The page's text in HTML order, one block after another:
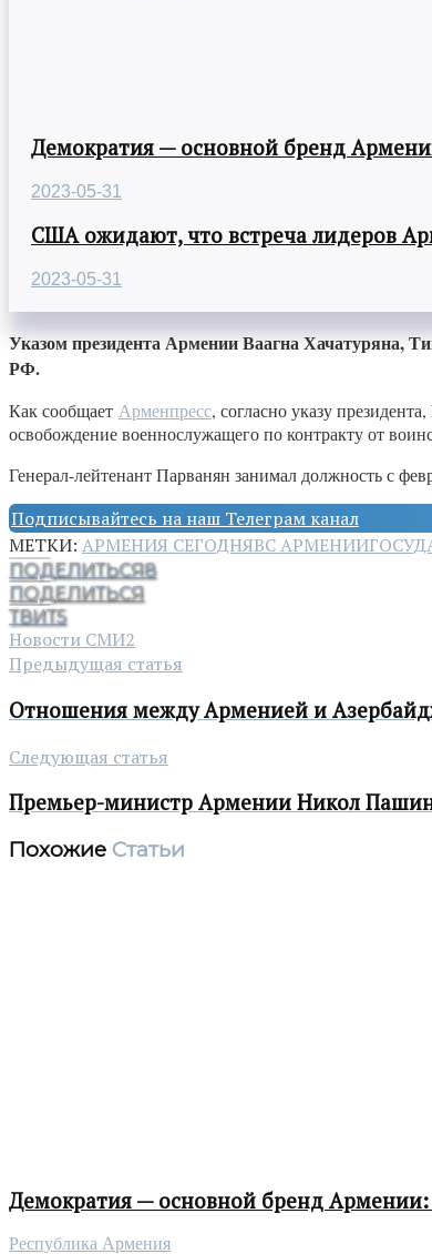
Демократия — основной бренд
2023-05-31
США ожидают, что встреча лидеров
2023-05-31
Указом президента Армении Ваагна Хачатуряна,
РФ.
Как сообщает Арменпресс, согласно указу
освобождение военнослужащего по контракту от
Генерал-лейтенант Парванян занимал должность с
Подписывайтесь на наш Телеграм канал
МЕТКИ: АРМЕНИЯ СЕГОДНЯВС АРМЕНИИ
ПОДЕЛИТЬСЯ8
ПОДЕЛИТЬСЯ
ТВИТ5
Новости СМИ2
Предыдущая статья
Отношения между Арменией и
Следующая статья
Премьер-министр Армении Никол
Похожие Статьи
Демократия — основной бренд
Республика Армения